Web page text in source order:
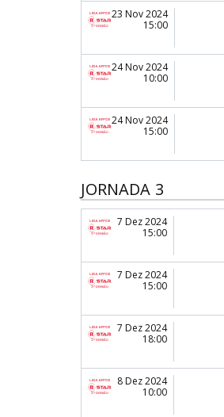
23 Nov 2024
15:00
24 Nov 2024
10:00
24 Nov 2024
15:00
JORNADA 3
7 Dez 2024
15:00
7 Dez 2024
15:00
7 Dez 2024
18:00
8 Dez 2024
10:00